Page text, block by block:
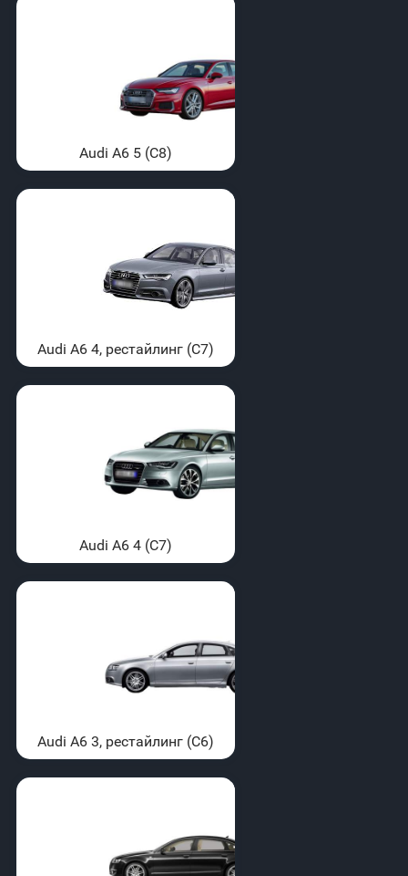
Audi A6 5 (C8)
Audi A6 4, рестайлинг (C7)
Audi A6 4 (C7)
Audi A6 3, рестайлинг (C6)